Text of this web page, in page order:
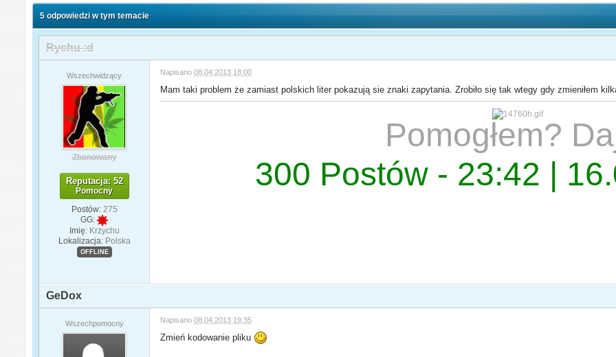
5 odpowiedzi w tym temacie
Rychu :d
Wszechwidzący
Zbanowany
Reputacja: 52
Pomocny
Postów: 275
GG:
Imię: Krzychu
Lokalizacja: Polska
OFFLINE
Napisano08.04.2013 18:00
Mam taki problem że zamiast polskich liter pokazują sie znaki zapytania. Zrobiło się tak wtegy gdy zmieniłem
Pomogłem?
300 Postów - 23:42 |
GeDox
Wszechpomocny Napisano08.04.2013 19:35
Zmień kodowanie pliku